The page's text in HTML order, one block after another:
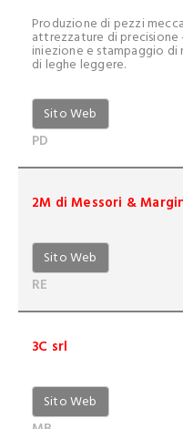
Produzione di pezzi
attrezzature di precisione
iniezione e stampaggio di
di leghe leggere.
Sito Web
PD
2M di Messori &
Sito Web
RE
3C srl
Sito Web